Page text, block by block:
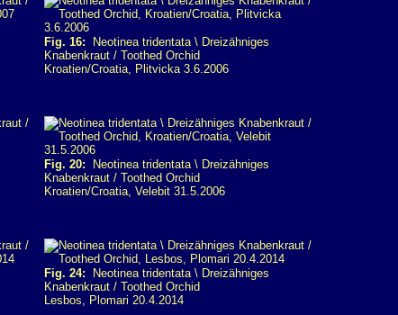
Fig. 16: Neotinea tridentata \ Dreizähniges
Knabenkraut / Toothed Orchid
Kroatien/Croatia, Plitvicka 3.6.2006
Fig. 20: Neotinea tridentata \ Dreizähniges
Knabenkraut / Toothed Orchid
Kroatien/Croatia, Velebit 31.5.2006
Fig. 24: Neotinea tridentata \ Dreizähniges
Knabenkraut / Toothed Orchid
Lesbos, Plomari 20.4.2014